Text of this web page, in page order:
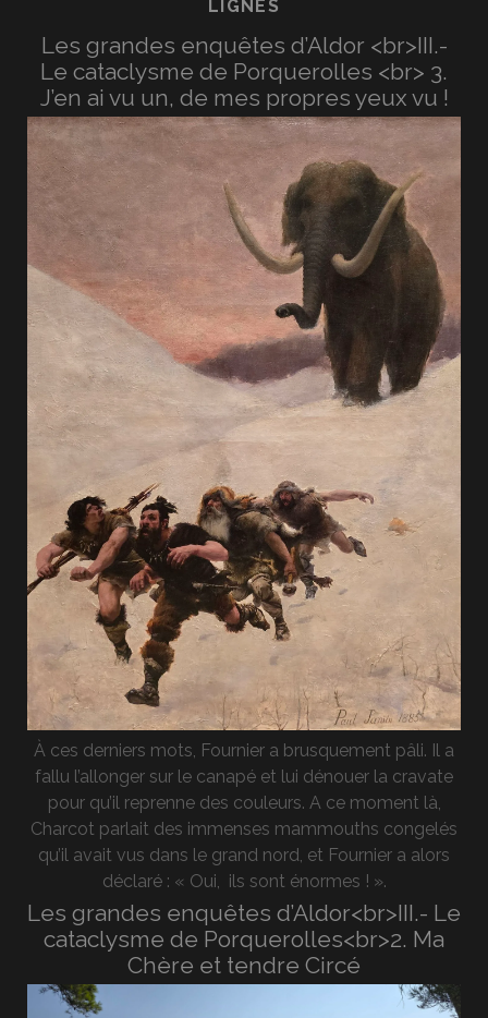
LIGNES
Les grandes enquêtes d’Aldor <br>III.-
Le cataclysme de Porquerolles <br> 3.
J’en ai vu un, de mes propres yeux vu !
À ces derniers mots, Fournier a brusquement pâli. Il a
fallu l’allonger sur le canapé et lui dénouer la cravate
pour qu’il reprenne des couleurs. A ce moment là,
Charcot parlait des immenses mammouths congelés
qu’il avait vus dans le grand nord, et Fournier a alors
déclaré : « Oui, ils sont énormes ! ».
Les grandes enquêtes d’Aldor<br>III.- Le
cataclysme de Porquerolles<br>2. Ma
Chère et tendre Circé